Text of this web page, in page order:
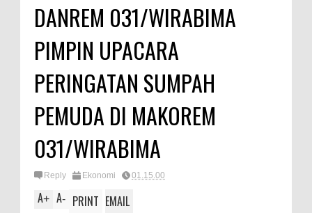
DANREM 031/WIRABIMA
PIMPIN UPACARA
PERINGATAN SUMPAH
PEMUDA DI MAKOREM
031/WIRABIMA
Reply Ekonomi 01.15.00
A+ A- PRINT EMAIL